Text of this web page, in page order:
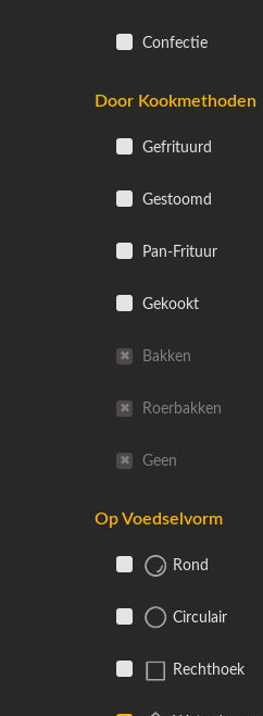
Confectie
Door Kookmethoden
Gefrituurd
Gestoomd
Pan-Frituur
Gekookt
Bakken
Roerbakken
Geen
Op Voedselvorm
Rond
Circulair
Rechthoek